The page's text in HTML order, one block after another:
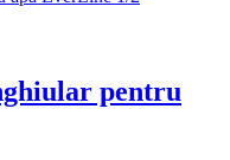
pentru